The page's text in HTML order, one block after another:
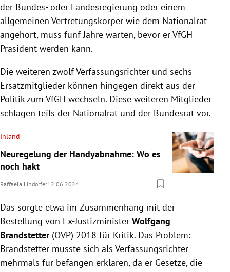
der Bundes- oder Landesregierung oder einem
allgemeinen Vertretungskörper wie dem Nationalrat
angehört, muss fünf Jahre warten, bevor er VfGH-
Präsident werden kann.
Die weiteren zwölf Verfassungsrichter und sechs
Ersatzmitglieder können hingegen direkt aus der
Politik zum VfGH wechseln. Diese weiteren Mitglieder
schlagen teils der Nationalrat und der Bundesrat vor.
Inland
Neuregelung der Handyabnahme: Wo es
noch hakt
Raffaela Lindorfer12.06.2024
Das sorgte etwa im Zusammenhang mit der
Bestellung von Ex-Justizminister Wolfgang
Brandstetter (ÖVP) 2018 für Kritik. Das Problem:
Brandstetter musste sich als Verfassungsrichter
mehrmals für befangen erklären, da er Gesetze, die